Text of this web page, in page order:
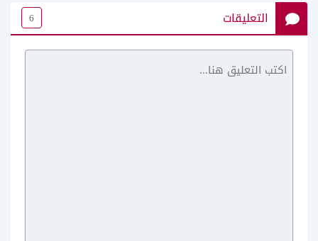
Photo Warp
التعليقات 6